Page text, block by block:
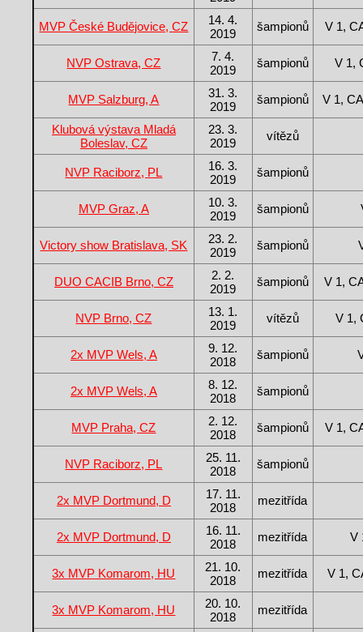
MVP České Budějovice, CZ
14. 4.
2019
šampionů V 1,
NVP Ostrava, CZ
7. 4.
2019
šampionů V 1,
MVP Salzburg, A
31. 3.
2019
šampionů V 1,
Klubová výstava Mladá
Boleslav, CZ
23. 3.
2019
vítězů
NVP Raciborz, PL
16. 3.
2019
šampionů
MVP Graz, A
10. 3.
2019
šampionů
Victory show Bratislava, SK
23. 2.
2019
šampionů
DUO CACIB Brno, CZ
2. 2.
2019
šampionů V 1,
NVP Brno, CZ
13. 1.
2019
vítězů V 1,
2x MVP Wels, A
9. 12.
2018
šampionů
2x MVP Wels, A
8. 12.
2018
šampionů
MVP Praha, CZ
2. 12.
2018
šampionů V 1,
NVP Raciborz, PL
25. 11.
2018
šampionů
2x MVP Dortmund, D
17. 11.
2018
mezitřída
2x MVP Dortmund, D
16. 11.
2018
mezitřída V
3x MVP Komarom, HU
21. 10.
2018
mezitřída V 1,
3x MVP Komarom, HU
20. 10.
2018
mezitřída